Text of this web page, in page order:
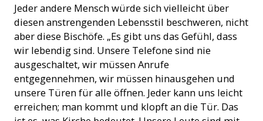
Jeder andere Mensch würde sich vielleicht über
diesen anstrengenden Lebensstil beschweren, nicht
aber diese Bischöfe. „Es gibt uns das Gefühl, dass
wir lebendig sind. Unsere Telefone sind nie
ausgeschaltet, wir müssen Anrufe
entgegennehmen, wir müssen hinausgehen und
unsere Türen für alle öffnen. Jeder kann uns leicht
erreichen; man kommt und klopft an die Tür. Das